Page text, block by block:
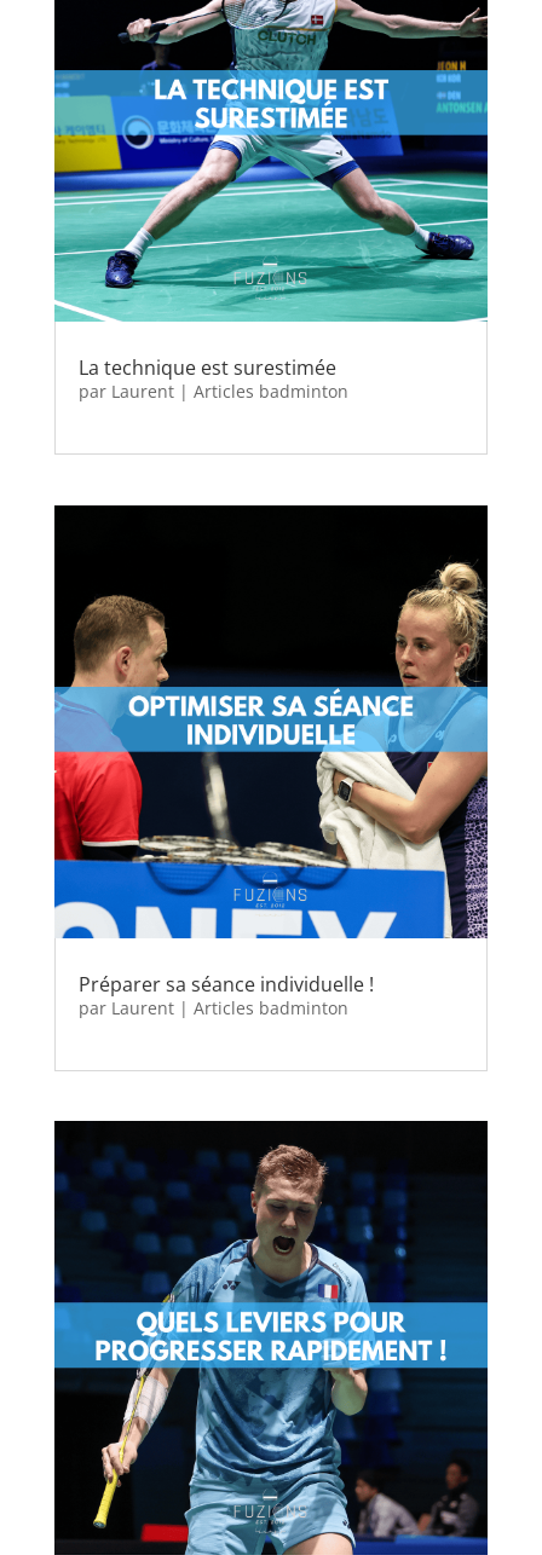
La technique est surestimée
par Laurent| Articles badminton
Préparer sa séance individuelle !
par Laurent| Articles badminton